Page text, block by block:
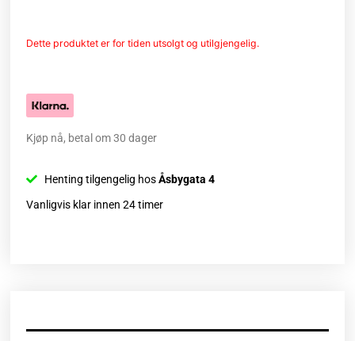
Dette produktet er for tiden utsolgt og utilgjengelig.
Kjøp nå, betal om 30 dager
Henting tilgengelig hosÅsbygata 4
Vanligvis klar innen 24 timer